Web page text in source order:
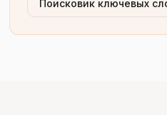
Поисковик ключевых